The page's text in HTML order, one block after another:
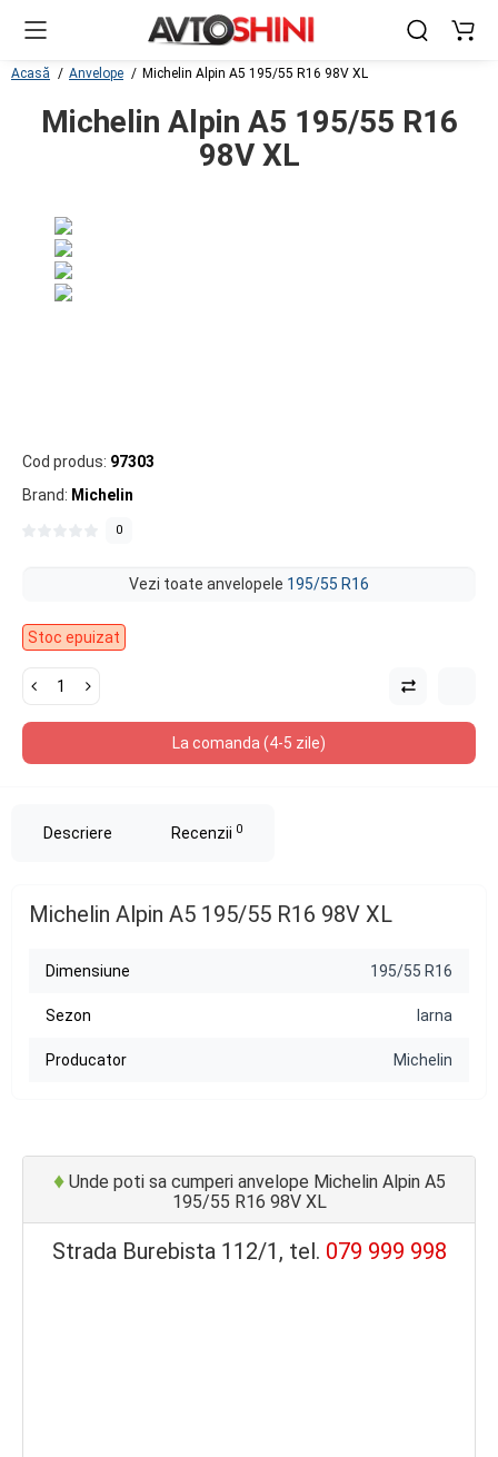
Acasă Anvelope Michelin Alpin A5 195/55 R16 98V XL
Michelin Alpin A5 195/55 R16
98V XL
Cod produs: 97303
Brand: Michelin
0
Vezi toate anvelopele 195/55 R16
Stoc epuizat
La comanda (4-5 zile)
Descriere Recenzii 0
Michelin Alpin A5 195/55 R16 98V XL
Dimensiune 195/55 R16
Sezon Iarna
Producator Michelin
♦Unde poti sa cumperi anvelope Michelin Alpin A5
195/55 R16 98V XL
Strada Burebista 112/1, tel. 079 999 998